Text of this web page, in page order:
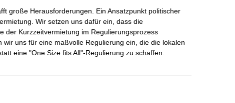
große Herausforderungen. Ein Ansatzpunkt politischer
Wir setzen uns dafür ein, dass die
der Kurzzeitvermietung im Regulierungsprozess
uns für eine maßvolle Regulierung ein, die die lokalen
eine "One Size fits All"-Regulierung zu schaffen.